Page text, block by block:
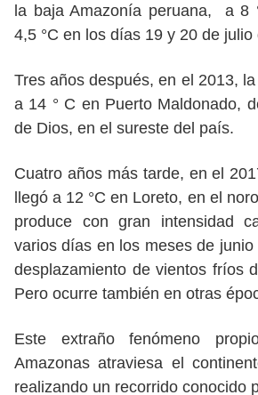
la baja Amazonía peruana, a 8
4,5 °C en los días 19 y 20 de julio
Tres años después, en el 2013,
a 14 ° C en Puerto Maldonado,
de Dios, en el sureste del país.
Cuatro años más tarde, en el
llegó a 12 °C en Loreto, en el
produce con gran intensidad
varios días en los meses de
desplazamiento de vientos fríos
Pero ocurre también en otras
Este extraño fenómeno
Amazonas atraviesa el
realizando un recorrido conocido